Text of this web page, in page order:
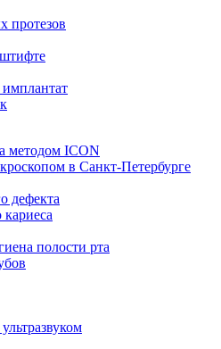
протезов
методом ICON
в Санкт-Петербурге
дефекта
полости рта